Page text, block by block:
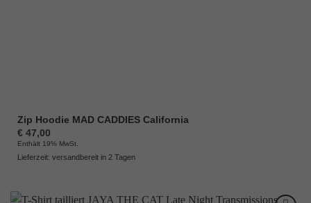
Zip Hoodie MAD CADDIES California
€47,00
Enthält 19% MwSt.
Lieferzeit: versandbereit in 2 Tagen